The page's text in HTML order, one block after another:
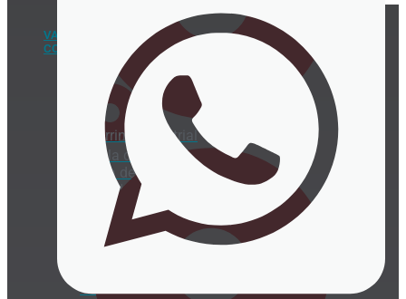
VAJILLA Y
COMPLEMENTOS
Vajilla de
pulpa de
caña de
azúcar
Cubertería
Tarrina industrial